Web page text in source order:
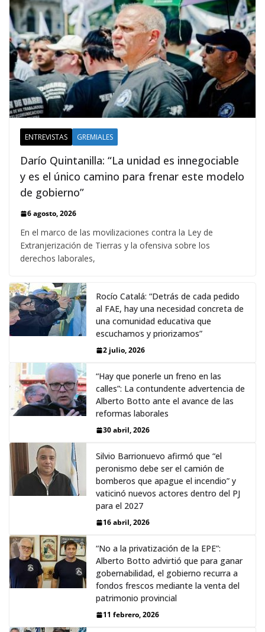
ENTREVISTAS GREMIALES
Darío Quintanilla: “La unidad es innegociable
y es el único camino para frenar este modelo
de gobierno”
6 agosto, 2026
En el marco de las movilizaciones contra la Ley de
Extranjerización de Tierras y la ofensiva sobre los
derechos laborales,
Rocío Catalá: “Detrás de cada pedido
al FAE, hay una necesidad concreta de
una comunidad educativa que
escuchamos y priorizamos”
2 julio, 2026
“Hay que ponerle un freno en las
calles”: La contundente advertencia de
Alberto Botto ante el avance de las
reformas laborales
30 abril, 2026
Silvio Barrionuevo afirmó que “el
peronismo debe ser el camión de
bomberos que apague el incendio” y
vaticinó nuevos actores dentro del PJ
para el 2027
16 abril, 2026
“No a la privatización de la EPE”:
Alberto Botto advirtió que para ganar
gobernabilidad, el gobierno recurra a
fondos frescos mediante la venta del
patrimonio provincial
11 febrero, 2026